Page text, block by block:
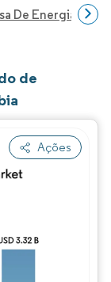
De Energia E
de
Ações